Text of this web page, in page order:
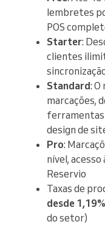
lembretes
POS
Starter:
clientes
Standard:
marcações,
ferramentas
design de
Pro:
nível, acesso
Reservio
Taxas de
desde
do setor)